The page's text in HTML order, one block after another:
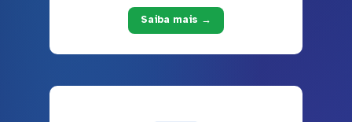
Saiba mais →